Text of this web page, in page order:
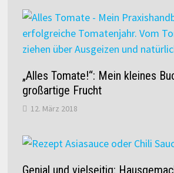
„Alles Tomate!“: Mein kleines
großartige Frucht
12. März 2018